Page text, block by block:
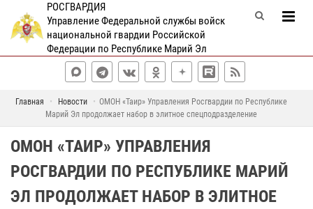
РОСГВАРДИЯ
Управление Федеральной службы войск
национальной гвардии Российской
Федерации по Республике Марий Эл
Главная Новости
ОМОН «Таир» Управления Росгвардии по Республике
Марий Эл продолжает набор в элитное спецподразделение
ОМОН «ТАИР» УПРАВЛЕНИЯ
РОСГВАРДИИ ПО РЕСПУБЛИКЕ МАРИЙ
ЭЛ ПРОДОЛЖАЕТ НАБОР В ЭЛИТНОЕ